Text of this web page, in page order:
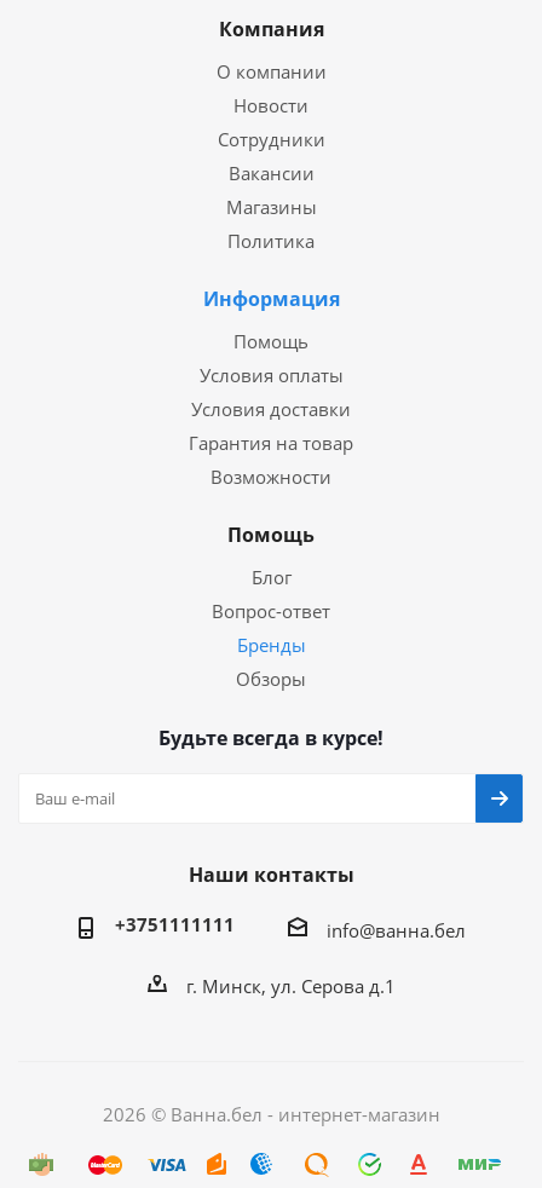
Компания
О компании
Новости
Сотрудники
Вакансии
Магазины
Политика
Информация
Помощь
Условия оплаты
Условия доставки
Гарантия на товар
Возможности
Помощь
Блог
Вопрос-ответ
Бренды
Обзоры
Будьте всегда в курсе!
Наши контакты
+3751111111 info@ванна.бел
г. Минск, ул. Серова д.1
2026 © Ванна.бел - интернет-магазин